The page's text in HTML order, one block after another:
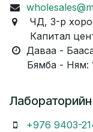
ЧД, 3-р
Капитал
Даваа -
Бямба - Ням:
+976 9403-